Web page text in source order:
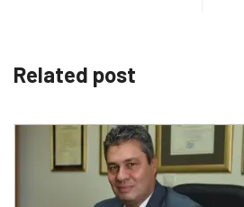
Related post